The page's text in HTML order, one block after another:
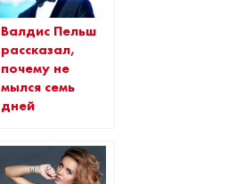
Валдис Пельш
рассказал,
почему не
мылся семь
дней